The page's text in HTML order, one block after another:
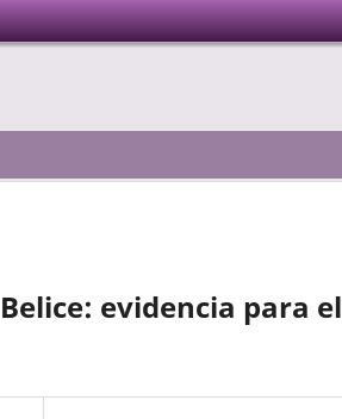
evidencia para el